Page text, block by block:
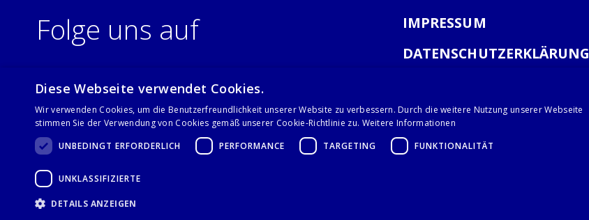
Folge uns auf
IMPRESSUM
DATENSCHUTZERKLÄRUNG
Diese Webseite verwendet Cookies.
Wir verwenden Cookies, um die Benutzerfreundlichkeit unserer Website zu verbessern. Durch die weitere Nutzung unserer Webseite
stimmen Sie der Verwendung von Cookies gemäß unserer Cookie-Richtlinie zu. Weitere Informationen
UNBEDINGT ERFORDERLICH
PERFORMANCE TARGETING FUNKTIONALITÄT
UNKLASSIFIZIERTE
DETAILS ANZEIGEN